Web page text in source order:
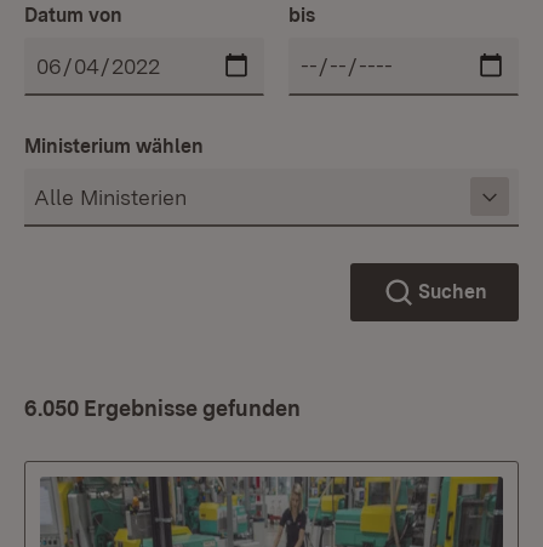
Datum von bis
Ministerium wählen
Suchen
6.050 Ergebnisse gefunden